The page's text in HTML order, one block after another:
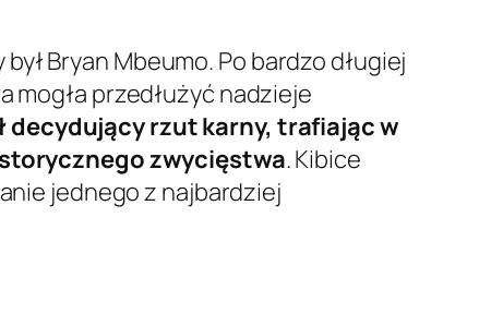
Bryan Mbeumo. Po bardzo długiej
mogła przedłużyć nadzieje
decydujący rzut karny, trafiając w
zwycięstwa. Kibice
jednego z najbardziej